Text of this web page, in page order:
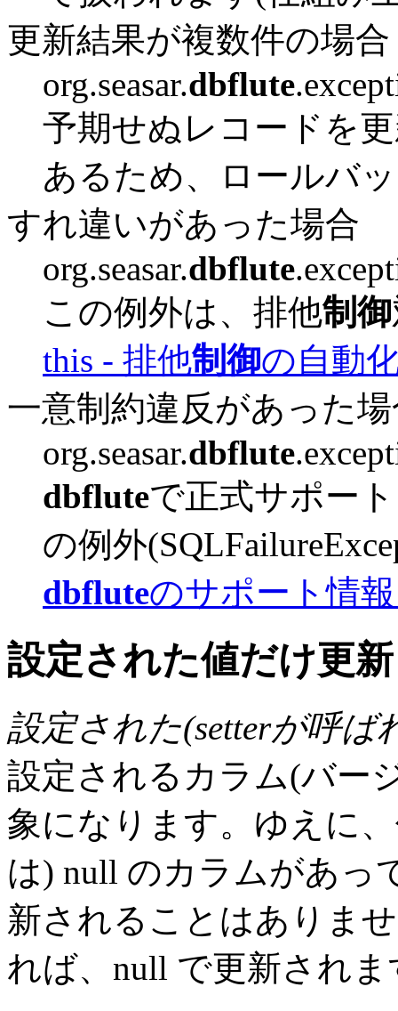
更新結果が複数件の場合
org.seasar.dbflute
予期せぬレコードを
あるため、ロールバ
すれ違いがあった場合
org.seasar.dbflute
この例外は、排他制御
this - 排他制御の自動
一意制約違反があった
org.seasar.dbflute
dbfluteで正式サポー
の例外
dbfluteのサポート情
設定された値だけ更新
設定された(setterが呼ば
設定されるカラム(バー
象になります。ゆえに
は) null のカラムがあっ
新されることはありま
れば、null で更新されま